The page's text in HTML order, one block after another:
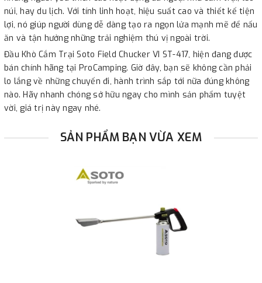
núi, hay du lịch. Với tính linh hoạt, hiệu suất cao và thiết kế tiện
lợi, nó giúp người dùng dễ dàng tạo ra ngọn lửa mạnh mẽ để nấu
ăn và tận hưởng những trải nghiệm thú vị ngoài trời.
Đầu Khò Cắm Trại Soto Field Chucker VI ST-417, hiện đang được
bán chính hãng tại ProCamping. Giờ đây, bạn sẽ không cần phải
lo lắng về những chuyến đi, hành trình sắp tới nữa đúng không
nào. Hãy nhanh chóng sở hữu ngay cho mình sản phẩm tuyệt
vời, giá trị này ngay nhé.
SẢN PHẨM BẠN VỪA XEM